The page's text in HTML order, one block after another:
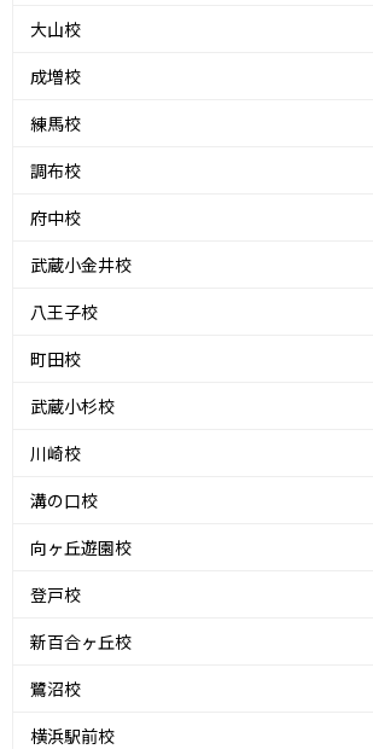
大山校
成増校
練馬校
調布校
府中校
武蔵小金井校
八王子校
町田校
武蔵小杉校
川崎校
溝の口校
向ヶ丘遊園校
登戸校
新百合ヶ丘校
鷺沼校
横浜駅前校